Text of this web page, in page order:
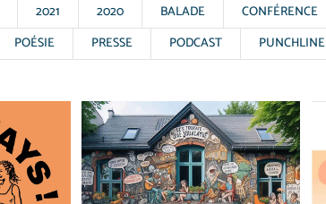
2021 2020 BALADE CONFÉRENCE
POÉSIE PRESSE PODCAST PUNCHLINE